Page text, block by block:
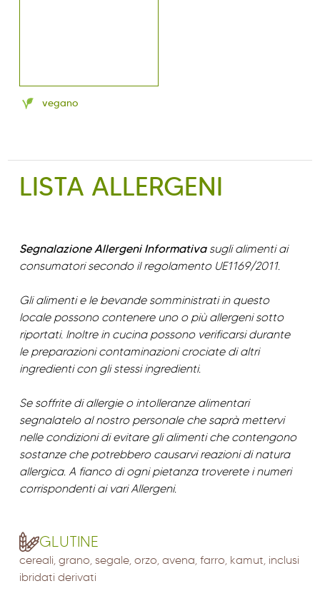
vegano
LISTA ALLERGENI
Segnalazione Allergeni Informativasugli alimenti ai
consumatori secondo il regolamento UE1169/2011.
Gli alimenti e le bevande somministrati in questo
locale possono contenere uno o più allergeni sotto
riportati. Inoltre in cucina possono verificarsi durante
le preparazioni contaminazioni crociate di altri
ingredienti con gli stessi ingredienti.
Se soffrite di allergie o intolleranze alimentari
segnalatelo al nostro personale che saprà mettervi
nelle condizioni di evitare gli alimenti che contengono
sostanze che potrebbero causarvi reazioni di natura
allergica. A fianco di ogni pietanza troverete i numeri
corrispondenti ai vari Allergeni.
GLUTINE
cereali, grano, segale, orzo, avena, farro, kamut, inclusi
ibridati derivati